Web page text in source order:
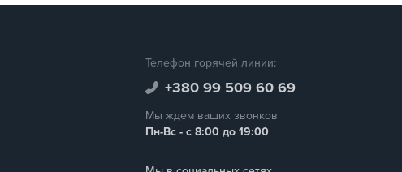
Телефон горячей линии:
+380 99 509 60 69
Мы ждем ваших звонков
Пн-Вс - с 8:00 до 19:00